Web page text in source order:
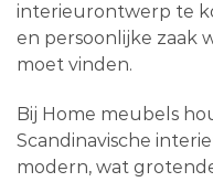
interieurontwerp te
en persoonlijke zaak
moet vinden.
Bij Home meubels
Scandinavische
modern, wat